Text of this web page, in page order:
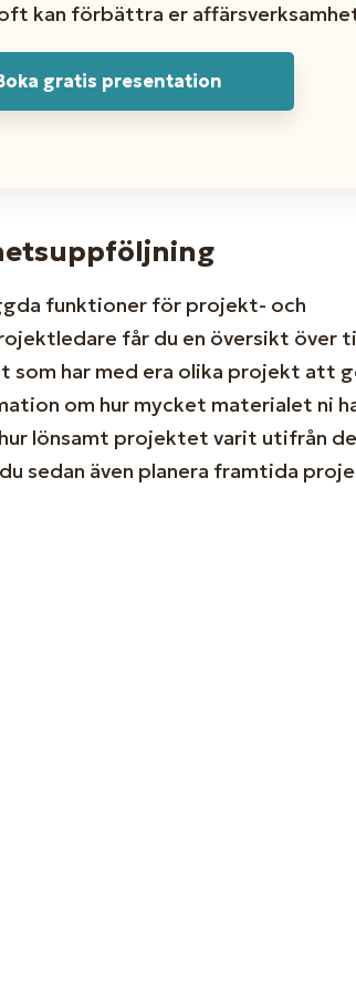
kan förbättra er
gratis presentation
funktioner för projekt- och
får du en översikt över
som har med era olika projekt att
om hur mycket materialet ni
lönsamt projektet varit utifrån
sedan även planera framtida